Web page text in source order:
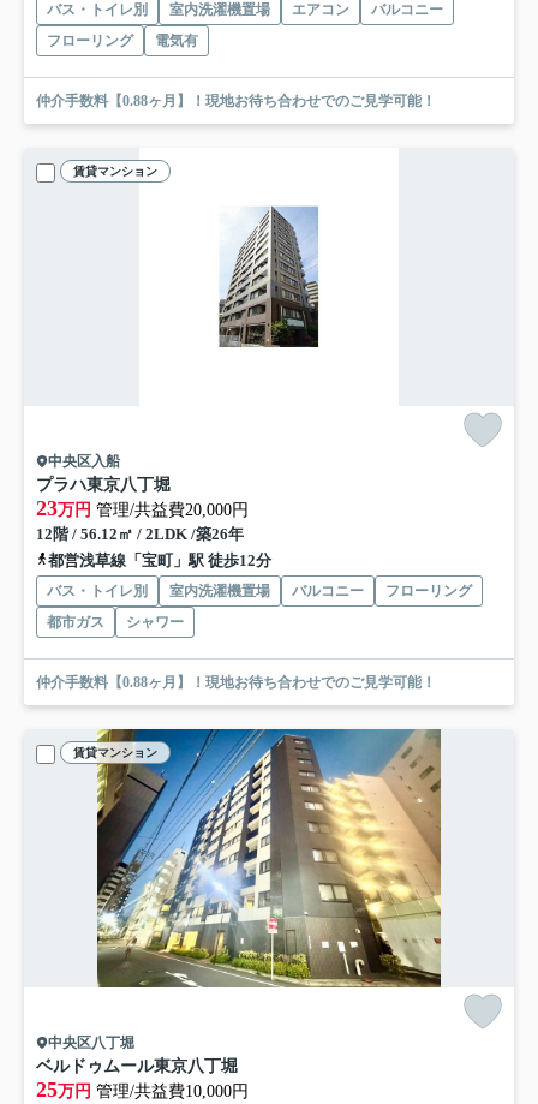
バス・トイレ別 室内洗濯機置場 エアコン
バルコニー
フローリング
電気有
仲介手数料【0.88ヶ月】！現地お待ち合わせでのご見学可能！
賃貸マンション
中央区入船
プラハ東京八丁堀
23万円 管理/共益費20,000円
12階 / 56.12㎡ / 2LDK /築26年
都営浅草線「宝町」駅 徒歩12分
バス・トイレ別 室内洗濯機置場 バルコニー
フローリング
都市ガス
シャワー
仲介手数料【0.88ヶ月】！現地お待ち合わせでのご見学可能！
賃貸マンション
中央区八丁堀
ベルドゥムール東京八丁堀
25万円 管理/共益費10,000円